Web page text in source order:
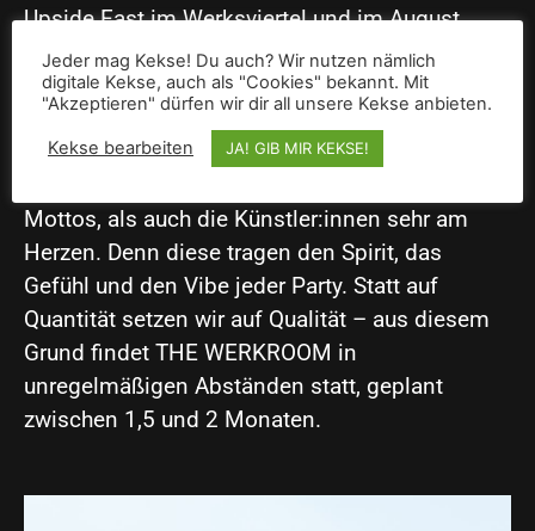
Upside East im Werksviertel und im August
2022 im Rahmen der European Championships
#Munich2022 im MINI Pavillon direkt am
Stachus.
Mottos, als auch die Künstler:innen sehr am
Herzen. Denn diese tragen den Spirit, das
Gefühl und den Vibe jeder Party. Statt auf
Quantität setzen wir auf Qualität – aus diesem
Grund findet THE WERKROOM in
unregelmäßigen Abständen statt, geplant
zwischen 1,5 und 2 Monaten.
Jeder mag Kekse! Du auch? Wir nutzen nämlich
digitale Kekse, auch als "Cookies" bekannt. Mit
"Akzeptieren" dürfen wir dir all unsere Kekse anbieten.
Kekse bearbeiten JA! GIB MIR KEKSE!